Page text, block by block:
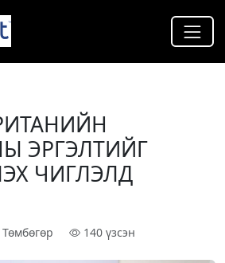
ЭРГЭЛТИЙГ
ЧИГЛЭЛД
140 үзсэн